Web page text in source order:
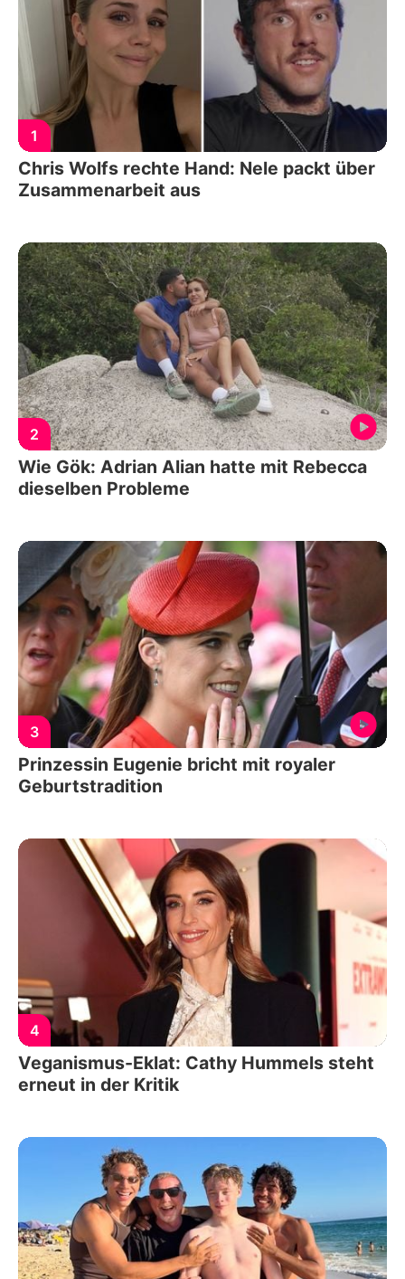
1
Chris Wolfs rechte Hand: Nele packt über
Zusammenarbeit aus
2
Wie Gök: Adrian Alian hatte mit Rebecca
dieselben Probleme
3
Prinzessin Eugenie bricht mit royaler
Geburtstradition
4
Veganismus-Eklat: Cathy Hummels steht
erneut in der Kritik